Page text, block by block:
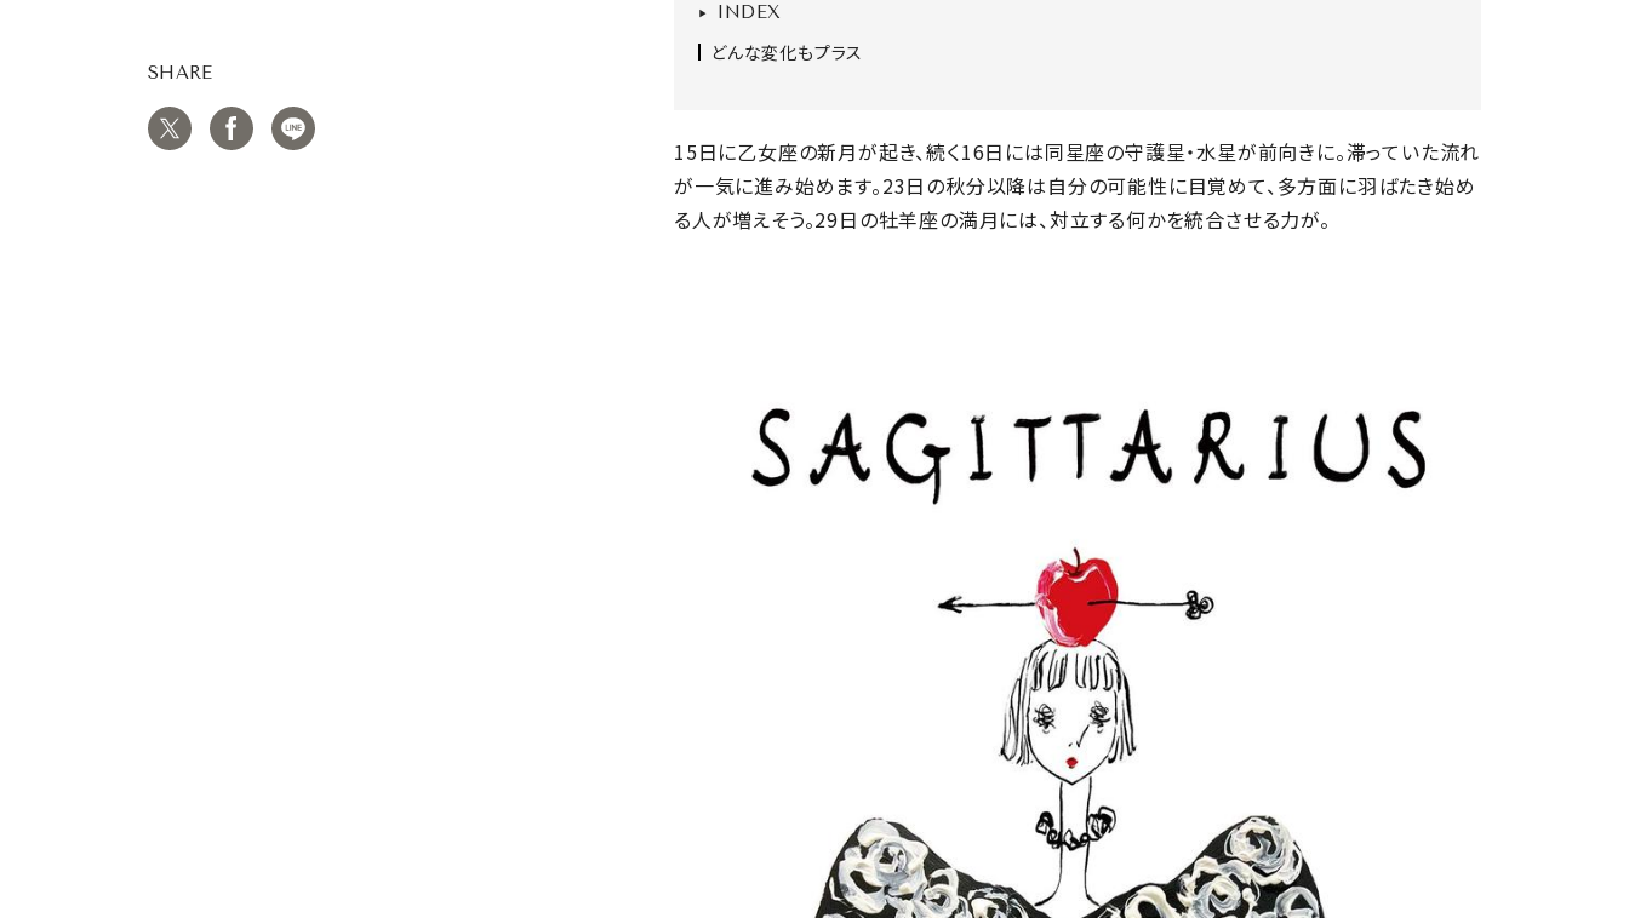
SHARE
INDEX
どんな変化もプラス
15日に乙女座の新月が起き、続く16日には同星座の守護星・水星が前向きに。滞っていた流れ
が一気に進み始めます。23日の秋分以降は自分の可能性に目覚めて、多方面に羽ばたき始め
る人が増えそう。29日の牡羊座の満月には、対立する何かを統合させる力が。